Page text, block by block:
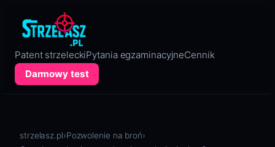
Patent strzeleckiPytania egzaminacyjneCennik
Darmowy test
strzelasz.pl›Pozwolenie na broń›